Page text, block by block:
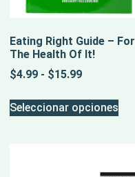
Eating Right Guide – For
The Health Of It!
$4.99 - $15.99
Seleccionar opciones